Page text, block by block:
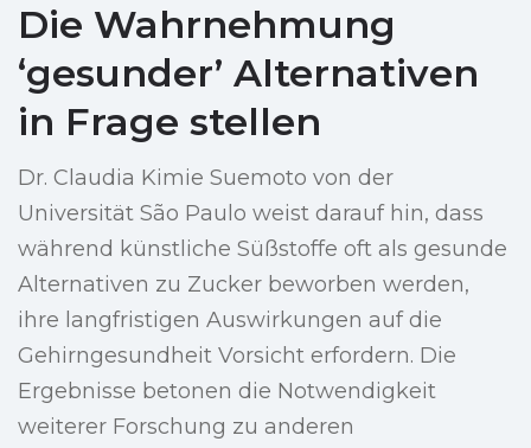
Die Wahrnehmung
‘gesunder’ Alternativen
in Frage stellen
Dr. Claudia Kimie Suemoto von der
Universität São Paulo weist darauf hin, dass
während künstliche Süßstoffe oft als gesunde
Alternativen zu Zucker beworben werden,
ihre langfristigen Auswirkungen auf die
Gehirngesundheit Vorsicht erfordern. Die
Ergebnisse betonen die Notwendigkeit
weiterer Forschung zu anderen